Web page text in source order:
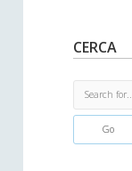
CERCA
e